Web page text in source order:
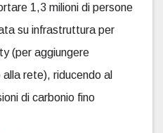
1,3 milioni di persone
su infrastruttura per
(per aggiungere
alla rete), riducendo al
di carbonio fino